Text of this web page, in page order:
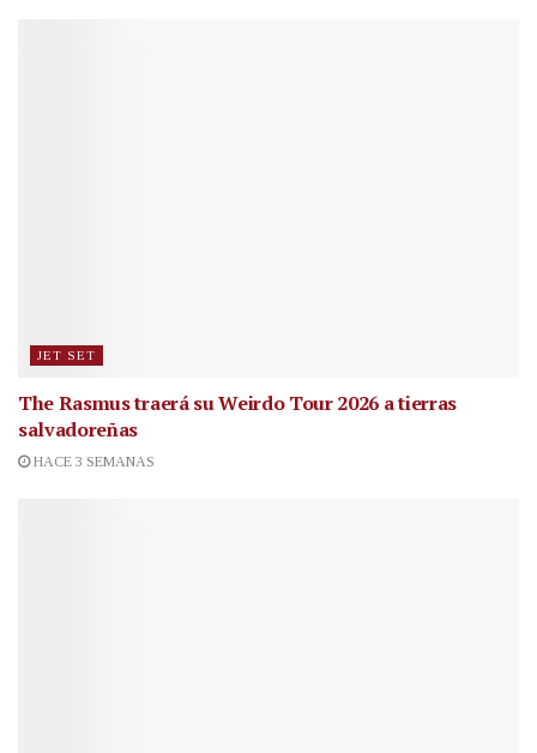
JET SET
The Rasmus traerá su Weirdo Tour 2026 a tierras
salvadoreñas
HACE 3 SEMANAS